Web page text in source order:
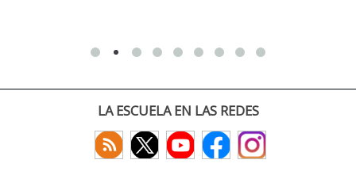
LA ESCUELA EN LAS REDES